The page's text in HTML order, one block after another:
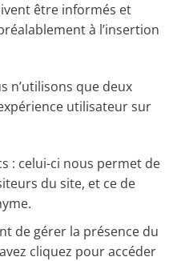
être informés et
à l’insertion
n’utilisons que deux
utilisateur sur
: celui-ci nous permet de
du site, et ce de
de gérer la présence du
cliquez pour accéder